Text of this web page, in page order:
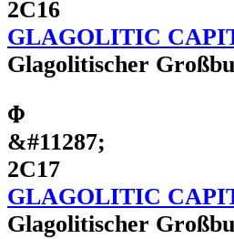
2C16
GLAGOLITIC
Glagolitischer
Ⱇ
&#11287;
2C17
GLAGOLITIC
Glagolitischer